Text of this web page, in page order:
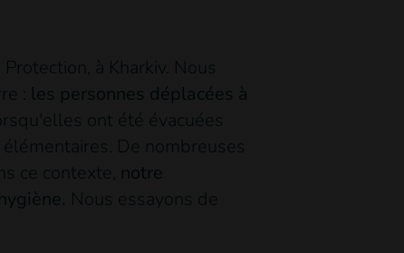
à Kharkiv. Nous
: les personnes déplacées à
ont été évacuées
De nombreuses
ce contexte, notre
Nous essayons de